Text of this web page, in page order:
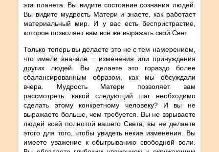
эта планета. Вы видите состояние сознания людей.
Вы видите мудрость Матери и знаете, как работает
материальный мир. И у вас есть беспристрастие,
которое позволяет вам всё же выражать свой Свет.
Только теперь вы делаете это не с тем намерением,
что имели вначале − изменения или принуждения
других людей. Вы делаете это гораздо более
сбалансированным образом, как мы обсуждали
вчера. Мудрость Матери позволяет вам
рассмотреть: какой следующий шаг необходимо
сделать этому конкретному человеку? И вы не
выражаете больше, чем требуется. Вы не взрываете
людей всей полнотой вашего Света, вы не делаете
этого для того, чтобы увидеть некие изменения. Вы
имеете уважение к обыгрыванию свободной воли.